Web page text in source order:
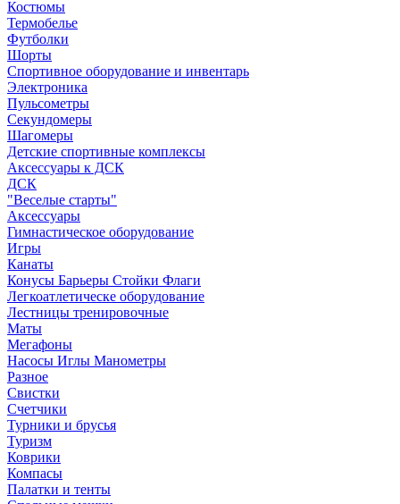
Костюмы
Термобелье
Футболки
Шорты
Спортивное оборудование и инвентарь
Электроника
Пульсометры
Секундомеры
Шагомеры
Детские спортивные комплексы
Аксессуары к ДСК
ДСК
"Веселые старты"
Аксессуары
Гимнастическое оборудование
Игры
Канаты
Конусы Барьеры Стойки Флаги
Легкоатлетическе оборудование
Лестницы тренировочные
Маты
Мегафоны
Насосы Иглы Манометры
Разное
Свистки
Счетчики
Турники и брусья
Туризм
Коврики
Компасы
Палатки и тенты